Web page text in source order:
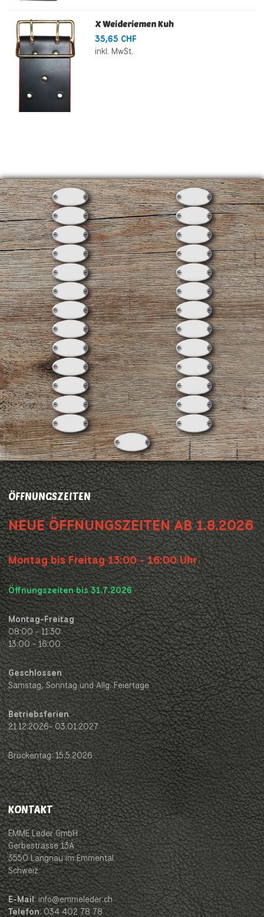
X Weideriemen Kuh
35,65 CHF
inkl. MwSt.
ÖFFNUNGSZEITEN
NEUE ÖFFNUNGSZEITEN AB 1.8.2026
Montag bis Freitag 13:00 - 16:00 Uhr
Öffnungszeiten bis 31.7.2026
Montag-Freitag
08:00 - 11:30
13:00 - 16:00
Geschlossen
Samstag, Sonntag und Allg. Feiertage
Betriebsferien
21.12.2026- 03.01.2027
Brückentag: 15.5.2026
KONTAKT
EMME Leder GmbH
Gerbestrasse 13A
3550 Langnau im Emmental
Schweiz
E-Mail: info@emmeleder.ch
Telefon: 034 402 78 78